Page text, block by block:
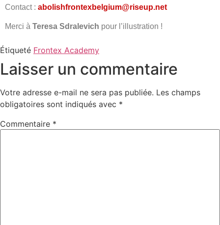
Contact : abolishfrontexbelgium@riseup.net
Merci à Teresa Sdralevich pour l’illustration !
Étiqueté Frontex Academy
Laisser un commentaire
Votre adresse e-mail ne sera pas publiée. Les champs
obligatoires sont indiqués avec *
Commentaire *